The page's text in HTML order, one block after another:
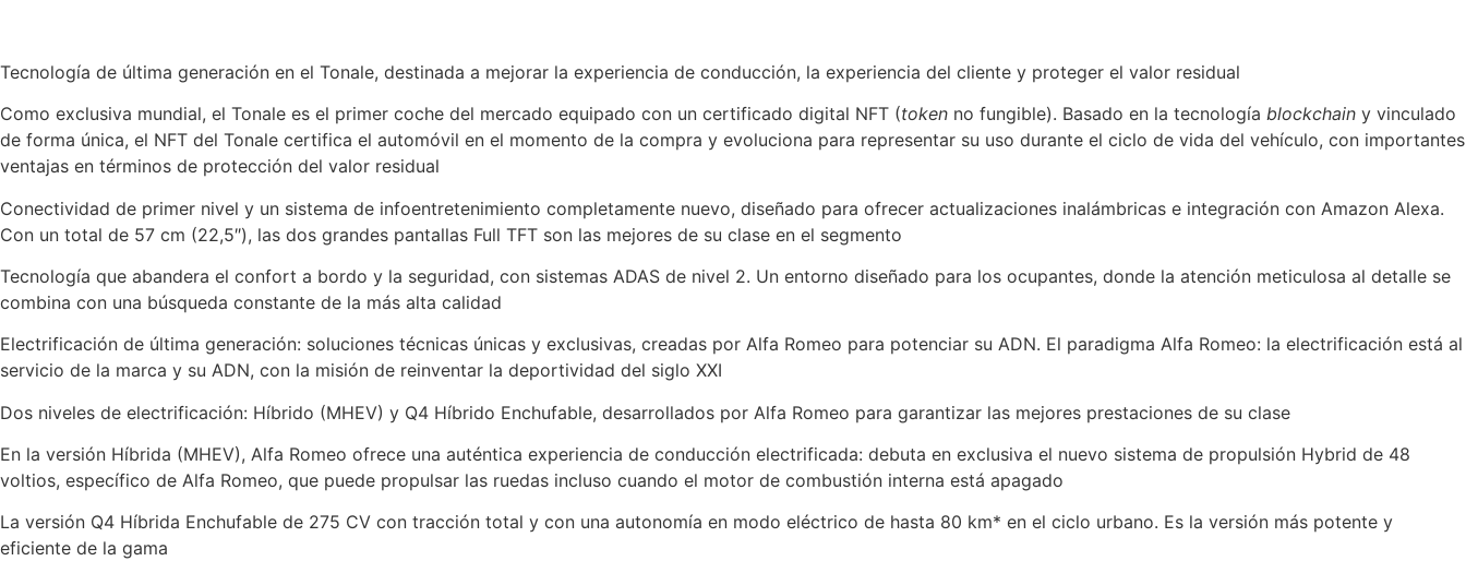
Tecnología de última generación en el Tonale, destinada a mejorar la experiencia de conducción, la experiencia del cliente y proteger el valor residual
Como exclusiva mundial, el Tonale es el primer coche del mercado equipado con un certificado digital NFT (token no fungible). Basado en la tecnología blockchain y vinculado
de forma única, el NFT del Tonale certifica el automóvil en el momento de la compra y evoluciona para representar su uso durante el ciclo de vida del vehículo, con importantes
ventajas en términos de protección del valor residual
Conectividad de primer nivel y un sistema de infoentretenimiento completamente nuevo, diseñado para ofrecer actualizaciones inalámbricas e integración con Amazon Alexa.
Con un total de 57 cm (22,5″), las dos grandes pantallas Full TFT son las mejores de su clase en el segmento
Tecnología que abandera el confort a bordo y la seguridad, con sistemas ADAS de nivel 2. Un entorno diseñado para los ocupantes, donde la atención meticulosa al detalle se
combina con una búsqueda constante de la más alta calidad
Electrificación de última generación: soluciones técnicas únicas y exclusivas, creadas por Alfa Romeo para potenciar su ADN. El paradigma Alfa Romeo: la electrificación está al
servicio de la marca y su ADN, con la misión de reinventar la deportividad del siglo XXI
Dos niveles de electrificación: Híbrido (MHEV) y Q4 Híbrido Enchufable, desarrollados por Alfa Romeo para garantizar las mejores prestaciones de su clase
En la versión Híbrida (MHEV), Alfa Romeo ofrece una auténtica experiencia de conducción electrificada: debuta en exclusiva el nuevo sistema de propulsión Hybrid de 48
voltios, específico de Alfa Romeo, que puede propulsar las ruedas incluso cuando el motor de combustión interna está apagado
La versión Q4 Híbrida Enchufable de 275 CV con tracción total y con una autonomía en modo eléctrico de hasta 80 km* en el ciclo urbano. Es la versión más potente y
eficiente de la gama